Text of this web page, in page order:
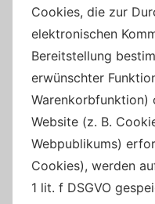
Cookies, die zur
elektronischen
Bereitstellung
erwünschter
Warenkorbfunktion)
Website (z. B.
Webpublikums)
Cookies), werden
1 lit. f DSGVO